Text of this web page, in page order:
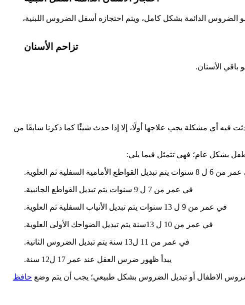
الدائمة بشكل كامل، ويتم احتجازه أسفل الضروس اللبنية،
تزاحم الأسنان
الأسنان.
أي مشكلة يجب علاجها أولًا، إلا إذا حدث شيئًا كما ذكرنا سابقًا من
يتم تبديل القواطع الأمامية السفلية ثم العلوية.
في عمر من 7 ل 9 سنوات يتم تبديل القواطع الجانبية.
في عمر من 9 ل 13 سنوات يتم تبديل الأنياب السفلية ثم العلوية.
في عمر من 10 ل 13سنة يتم تبديل الضواحك الأولى العلوية.
في عمر من 11 ل13 سنة يتم تبديل الضروس الثانية.
يبدأ ظهور ضرس العقل عند عمر 17 ل12 سنة.
حافظ